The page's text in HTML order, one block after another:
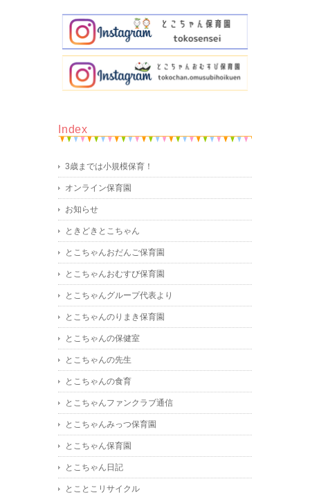
Index
3歳までは小規模保育！
オンライン保育園
お知らせ
ときどきとこちゃん
とこちゃんおだんご保育園
とこちゃんおむすび保育園
とこちゃんグループ代表より
とこちゃんのりまき保育園
とこちゃんの保健室
とこちゃんの先生
とこちゃんの食育
とこちゃんファンクラブ通信
とこちゃんみっつ保育園
とこちゃん保育園
とこちゃん日記
とことこリサイクル